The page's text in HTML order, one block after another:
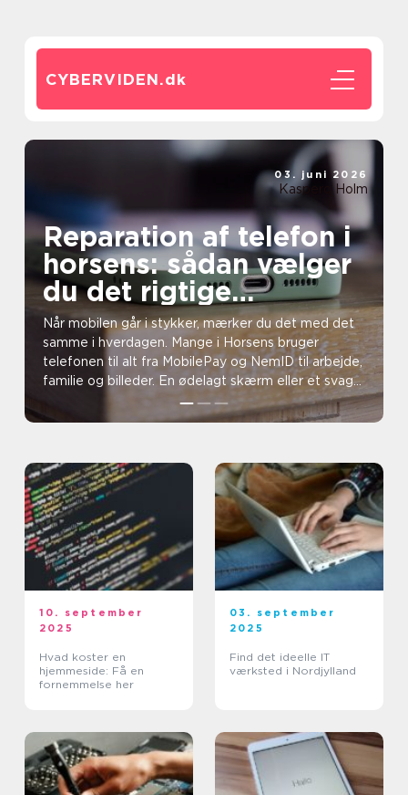
CYBERVIDEN.dk
Reparation af telefon i
horsens: sådan vælger
du det rigtige
værksted
Når mobilen går i stykker, mærker du det med det
samme i hverdagen. Mange i Horsens bruger
telefonen til alt fra MobilePay og NemID til arbejde,
familie og billeder. En ødelagt skærm eller et svagt
03. juni 2026
Kasperq Holm
10. september
2025
Hvad koster en
hjemmeside: Få en
fornemmelse her
03. september
2025
Find det ideelle IT
værksted i Nordjylland